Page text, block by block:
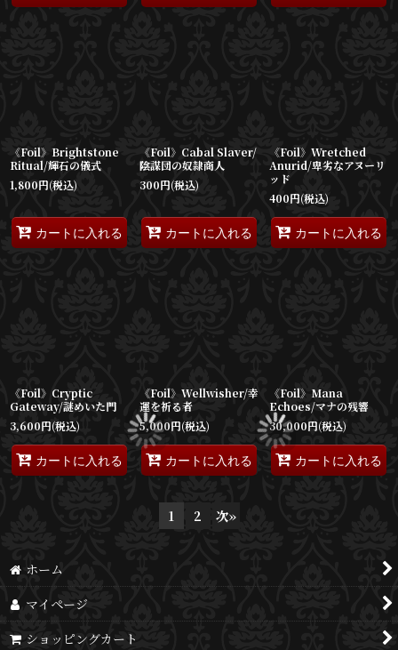
《Foil》Brightstone
Ritual/輝石の儀式
1,800円(税込)
カートに入れる
《Foil》Cabal Slaver/
陰謀団の奴隷商人
300円(税込)
カートに入れる
《Foil》Wretched
Anurid/卑劣なアヌーリ
ッド
400円(税込)
カートに入れる
《Foil》Cryptic
Gateway/謎めいた門
3,600円(税込)
カートに入れる
《Foil》Wellwisher/幸
運を祈る者
5,000円(税込)
カートに入れる
《Foil》Mana
Echoes/マナの残響
30,000円(税込)
カートに入れる
1 2 次»
ホーム
マイページ
ショッピングカート